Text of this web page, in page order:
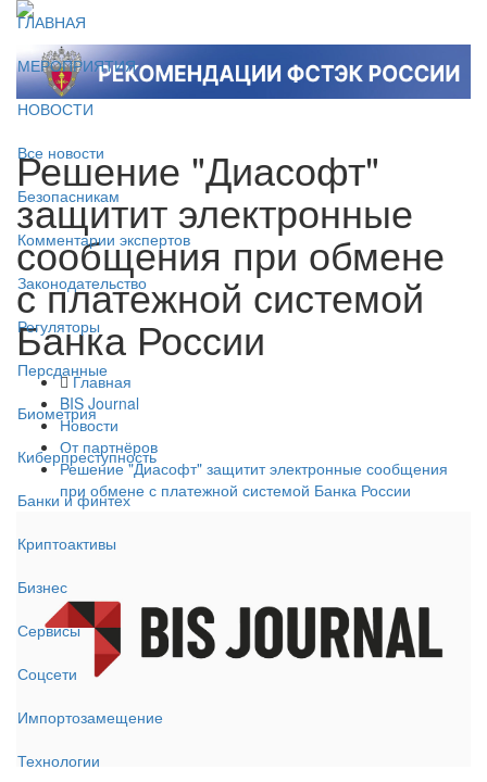
ГЛАВНАЯ
МЕРОПРИЯТИЯ
НОВОСТИ
Все новости
Безопасникам
Комментарии экспертов
Законодательство
Регуляторы
Персданные
Биометрия
Киберпреступность
Банки и финтех
Криптоактивы
Бизнес
Сервисы
Соцсети
Импортозамещение
Технологии
Решение "Диасофт"
защитит электронные
сообщения при обмене
с платежной системой
Банка России
Главная
BIS Journal
Новости
От партнёров
Решение "Диасофт" защитит электронные сообщения
при обмене с платежной системой Банка России